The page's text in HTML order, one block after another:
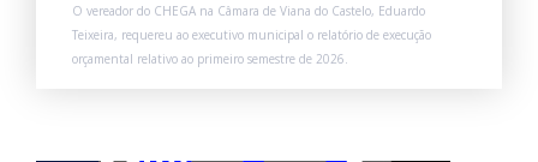
O vereador do CHEGA na Câmara de Viana do Castelo, Eduardo
Teixeira, requereu ao executivo municipal o relatório de execução
orçamental relativo ao primeiro semestre de 2026.